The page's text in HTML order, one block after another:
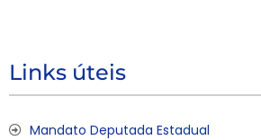
Links úteis
Mandato Deputada Estadual